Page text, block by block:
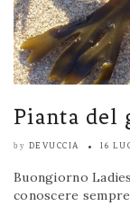
Pianta del
by DEVUCCIA 16
Buongiorno
conoscere